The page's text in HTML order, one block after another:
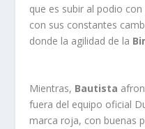
que es subir al podio
con sus constantes
donde la agilidad de la
Mientras, Bautista
fuera del equipo oficial
marca roja, con buenas